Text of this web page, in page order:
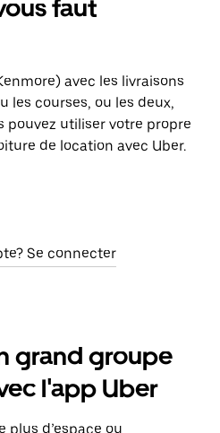
faut
avec les livraisons
les courses, ou les deux,
pouvez utiliser votre propre
de location avec Uber.
Se connecter
grand groupe
l'app Uber
plus d’espace ou